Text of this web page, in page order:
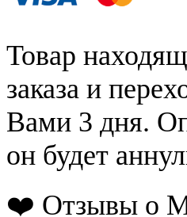
Товар
заказа и
Вами 3 дня.
он будет
❤️ Отзывы о